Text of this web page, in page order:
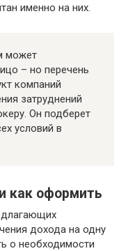
именно на них.
может
– но перечень
компаний
затруднений
Он подберет
условий в
как оформить
дохода на одну
о необходимости